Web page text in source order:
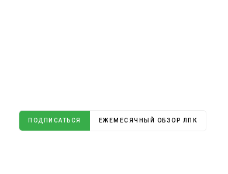
ПОДПИСАТЬСЯ ЕЖЕМЕСЯЧНЫЙ ОБЗОР ЛПК